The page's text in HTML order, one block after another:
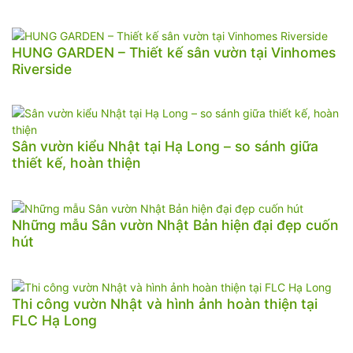
HUNG GARDEN – Thiết kế sân vườn tại Vinhomes
Riverside
Sân vườn kiểu Nhật tại Hạ Long – so sánh giữa
thiết kế, hoàn thiện
Những mẫu Sân vườn Nhật Bản hiện đại đẹp cuốn
hút
Thi công vườn Nhật và hình ảnh hoàn thiện tại
FLC Hạ Long